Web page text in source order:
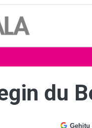
du
Gehitu